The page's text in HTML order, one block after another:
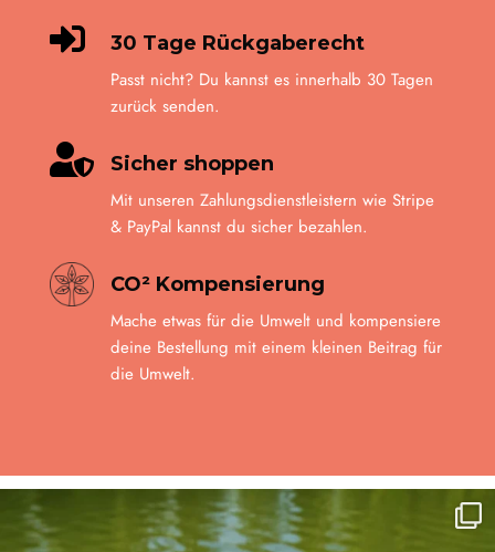

30 Tage Rückgaberecht
Passt nicht? Du kannst es innerhalb 30 Tagen
zurück senden.

Sicher shoppen
Mit unseren Zahlungsdienstleistern wie Stripe
& PayPal kannst du sicher bezahlen.
CO² Kompensierung
Mache etwas für die Umwelt und kompensiere
deine Bestellung mit einem kleinen Beitrag für
die Umwelt.